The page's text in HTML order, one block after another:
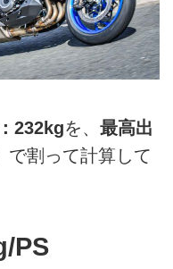
232kgを、 最高出
で割って計算して
PS